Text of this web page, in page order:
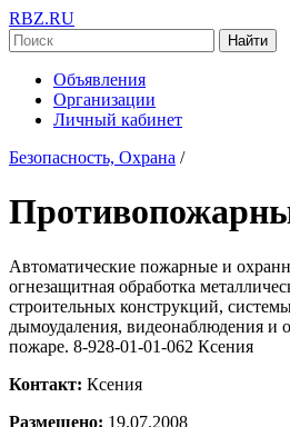
RBZ.RU
Найти
Объявления
Организации
Личный кабинет
Безопасность, Охрана /
Автоматические пожарные и
огнезащитная обработка
строительных конструкций,
дымоудаления, видеонаблюдения и
пожаре. 8-928-01-01-062 Ксения
Контакт: Ксения
Размещено: 19.07.2008